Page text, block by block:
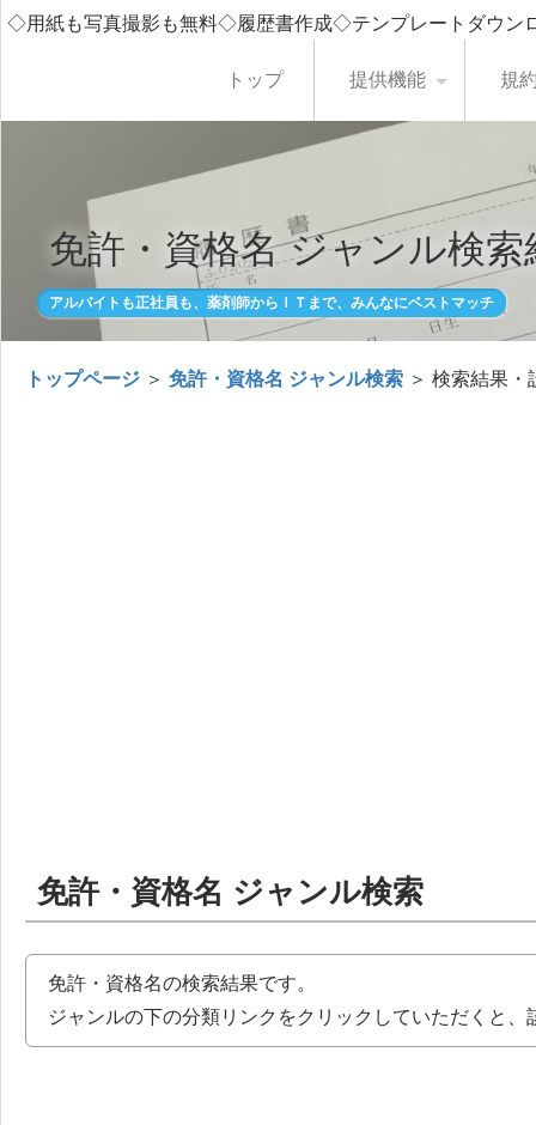
◇用紙も写真撮影も無料◇履歴書作成◇テンプレートダウ
トップ 提供機能 規
免許・資格名 ジャンル検索
アルバイトも正社員も、薬剤師からＩＴまで、みんなにベストマッチ
トップページ ＞ 免許・資格名 ジャンル検索 ＞ 検索結果・
免許・資格名 ジャンル検索
免許・資格名の検索結果です。
ジャンルの下の分類リンクをクリックしていただくと